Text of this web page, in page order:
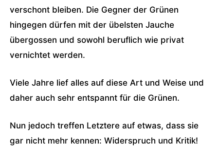
verschont bleiben. Die Gegner der Grünen
hingegen dürfen mit der übelsten Jauche
übergossen und sowohl beruflich wie privat
vernichtet werden.
Viele Jahre lief alles auf diese Art und Weise und
daher auch sehr entspannt für die Grünen.
Nun jedoch treffen Letztere auf etwas, dass sie
gar nicht mehr kennen: Widerspruch und Kritik!